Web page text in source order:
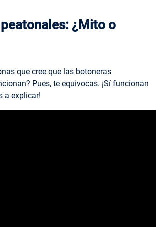
¿Mito o
que cree que las botoneras
Pues, te equivocas. ¡Sí funcionan
a explicar!